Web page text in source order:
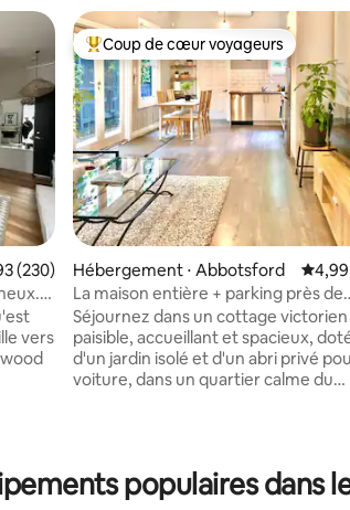
moyenne sur la base de 230
(230)
vers
Coups de cœur voyageurs les plus
Coup de cœur voyageurs
Hébergement ⋅ Abbotsford
4,99
La maison entière + parking près de
MCG, la ville, tout
Séjournez dans un cottage victorien
paisible, accueillant et spacieux,
d'un jardin isolé et d'un abri privé
voiture, dans un quartier calme du
sport et de musique en direct, des
boutiques du quartier des affaires,
populaires dans